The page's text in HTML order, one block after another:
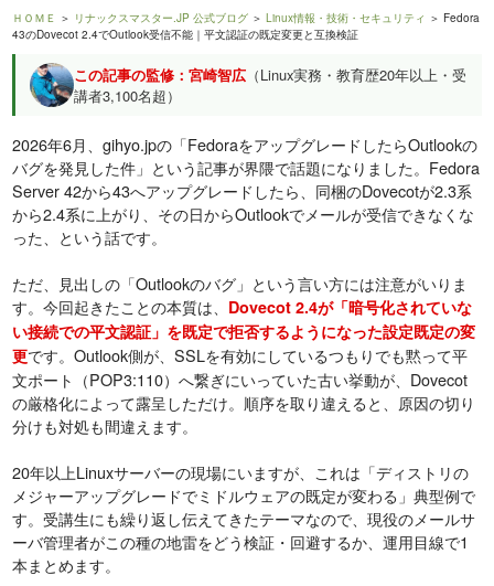
ＨＯＭＥ ＞ リナックスマスター.JP 公式ブログ ＞Linux情報・技術・セキュリティ ＞ Fedora
43のDovecot 2.4でOutlook受信不能｜平文認証の既定変更と互換検証
この記事の監修：宮崎智広 （Linux実務・教育歴20年以上・受
講者3,100名超）
2026年6月、gihyo.jpの「FedoraをアップグレードしたらOutlookの
バグを発見した件」という記事が界隈で話題になりました。Fedora
Server 42から43へアップグレードしたら、同梱のDovecotが2.3系
から2.4系に上がり、その日からOutlookでメールが受信できなくな
った、という話です。
ただ、見出しの「Outlookのバグ」という言い方には注意がいりま
す。今回起きたことの本質は、 Dovecot 2.4が「暗号化されていな
い接続での平文認証」を既定で拒否するようになった設定既定の変
更です。Outlook側が、SSLを有効にしているつもりでも黙って平
文ポート（POP3:110）へ繋ぎにいっていた古い挙動が、Dovecot
の厳格化によって露呈しただけ。順序を取り違えると、原因の切り
分けも対処も間違えます。
20年以上Linuxサーバーの現場にいますが、これは「ディストリの
メジャーアップグレードでミドルウェアの既定が変わる」典型例で
す。受講生にも繰り返し伝えてきたテーマなので、現役のメールサ
ーバ管理者がこの種の地雷をどう検証・回避するか、運用目線で1
本まとめます。